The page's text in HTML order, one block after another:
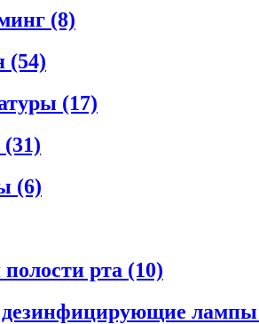
(8)
(54)
(17)
(31)
(6)
рта (10)
лампы